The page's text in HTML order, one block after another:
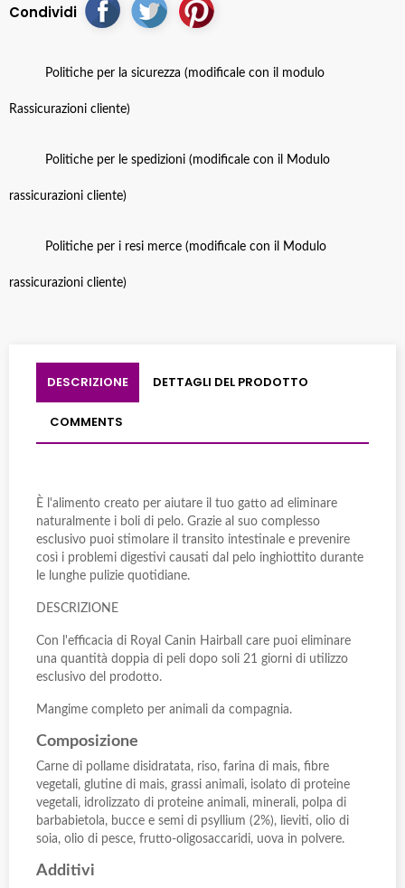
Condividi
Politiche per la sicurezza (modificale con il modulo
Rassicurazioni cliente)
Politiche per le spedizioni (modificale con il Modulo
rassicurazioni cliente)
Politiche per i resi merce (modificale con il Modulo
rassicurazioni cliente)
DESCRIZIONE DETTAGLI DEL PRODOTTO
COMMENTS
È l'alimento creato per aiutare il tuo gatto ad eliminare
naturalmente i boli di pelo. Grazie al suo complesso
esclusivo puoi stimolare il transito intestinale e prevenire
così i problemi digestivi causati dal pelo inghiottito durante
le lunghe pulizie quotidiane.
DESCRIZIONE
Con l'efficacia di Royal Canin Hairball care puoi eliminare
una quantità doppia di peli dopo soli 21 giorni di utilizzo
esclusivo del prodotto.
Mangime completo per animali da compagnia.
Composizione
Carne di pollame disidratata, riso, farina di mais, fibre
vegetali, glutine di mais, grassi animali, isolato di proteine ​​
vegetali, idrolizzato di proteine ​​animali, minerali, polpa di
barbabietola, bucce e semi di psyllium (2%), lieviti, olio di
soia, olio di pesce, frutto-oligosaccaridi, uova in polvere.
Additivi